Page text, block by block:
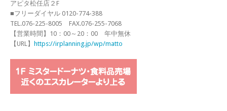
アピタ松任店２F
■フリーダイヤル 0120-774-388
TEL.076-225-8005 FAX.076-255-7068
【営業時間】10：00～20：00 年中無休
【URL】 https://irplanning.jp/wp/matto